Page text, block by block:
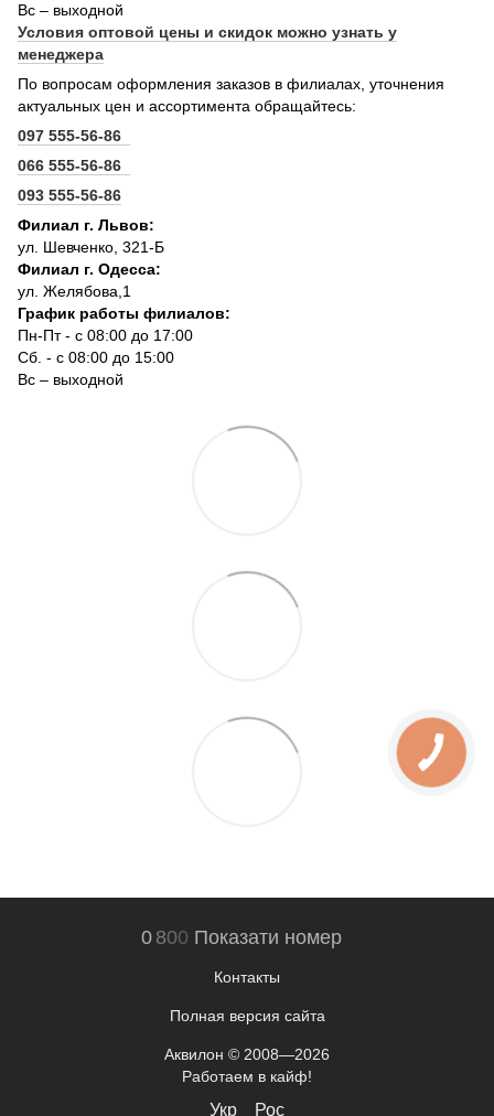
Вс – выходной
Условия оптовой цены и скидок можно узнать у
менеджера
По вопросам оформления заказов в филиалах, уточнения
актуальных цен и ассортимента обращайтесь:
097 555-56-86
066 555-56-86
093 555-56-86
Филиал г. Львов:
ул. Шевченко, 321-Б
Филиал г. Одесса:
ул. Желябова,1
График работы филиалов:
Пн-Пт - с 08:00 до 17:00
Сб. - с 08:00 до 15:00
Вс – выходной
0 800 Показати номер
Контакты
Полная версия сайта
Аквилон © 2008—2026
Работаем в кайф!
Укр Рос